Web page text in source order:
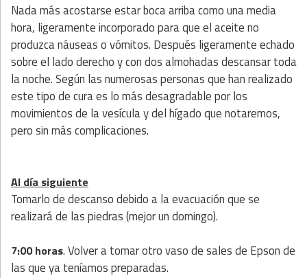
Nada más acostarse estar boca arriba como una media
hora, ligeramente incorporado para que el aceite no
produzca náuseas o vómitos. Después ligeramente echado
sobre el lado derecho y con dos almohadas descansar toda
la noche. Según las numerosas personas que han realizado
este tipo de cura es lo más desagradable por los
movimientos de la vesícula y del hígado que notaremos,
pero sin más complicaciones.
Al día siguiente
Tomarlo de descanso debido a la evacuación que se
realizará de las piedras (mejor un domingo).
7:00 horas. Volver a tomar otro vaso de sales de Epson de
las que ya teníamos preparadas.